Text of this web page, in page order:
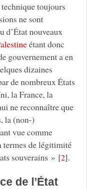
toujours
ne sont
d’État nouveaux
étant donc
gouvernement a en
dizaines
de nombreux États
la France, la
ne reconnaître que
la (non-)
vue comme
termes de légitimité
souverains » [2].
de l’État